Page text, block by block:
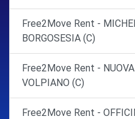
Free2Move Rent -
BORGOSESIA (C)
Free2Move Rent -
VOLPIANO (C)
Free2Move Rent -